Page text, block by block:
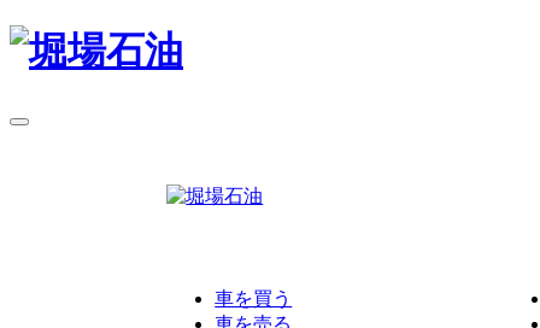
車を買う
車を売る